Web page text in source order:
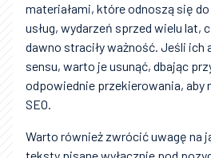
materiałami, które odnoszą się
usług, wydarzeń sprzed wielu lat,
dawno straciły ważność. Jeśli ich
sensu, warto je usunąć, dbając
odpowiednie przekierowania, aby
SEO.
Warto również zwrócić uwagę na